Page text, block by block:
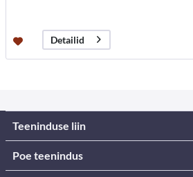
Detailid
Teeninduse liin
Poe teenindus